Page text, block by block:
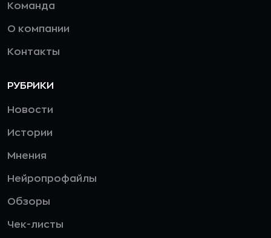
Команда
О компании
Контакты
РУБРИКИ
Новости
Истории
Мнения
Нейропрофайлы
Обзоры
Чек-листы